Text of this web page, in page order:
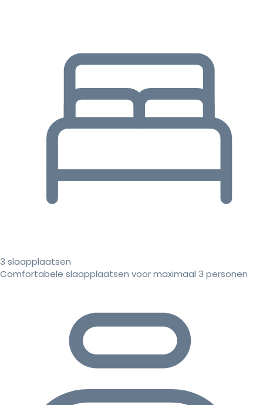
3 slaapplaatsen
Comfortabele slaapplaatsen voor maximaal 3 personen